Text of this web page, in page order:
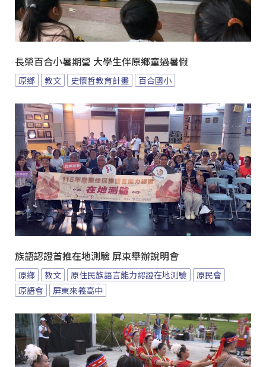
長榮百合小暑期營 大學生伴原鄉童過暑假
原鄉 教文 史懷哲教育計畫 百合國小
族語認證首推在地測驗 屏東舉辦說明會
原鄉 教文 原住民族語言能力認證在地測驗
原民會
原語會
屏東來義高中